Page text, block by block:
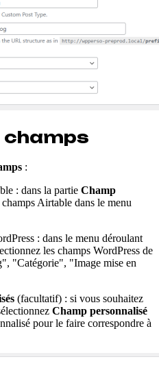
champs
:
: dans la partie Champ
Airtable dans le menu
: dans le menu déroulant
les champs WordPress de
"Catégorie", "Image mise en
(facultatif) : si vous souhaitez
Champ personnalisé
pour le faire correspondre à